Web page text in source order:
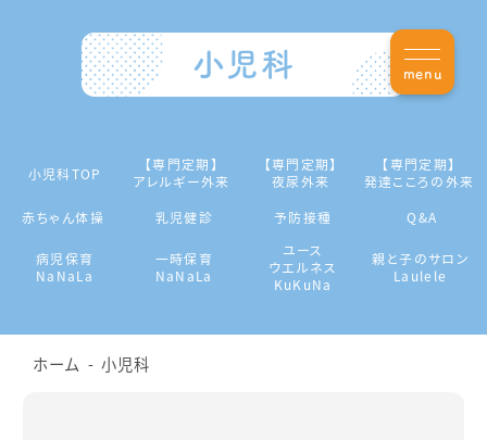
小児科
小児科TOP
【専門定期】
アレルギー外来
【専門定期】
夜尿外来
【専門定期】
発達こころの外来
赤ちゃん体操
乳児健診 予防接種 Q&A
病児保育
NaNaLa
一時保育
NaNaLa
ユース
ウエルネス
KuKuNa
親と子のサロン
Laulele
ホーム 小児科
menu